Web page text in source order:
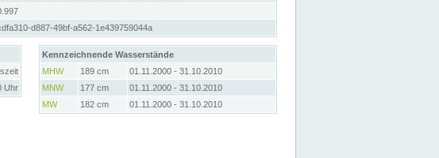
d887-49bf-a562-1e439759044a
Uhr
Kennzeichnende Wasserstände
MHW
189 cm
01.11.2000 - 31.10.2010
MNW
177 cm
01.11.2000 - 31.10.2010
MW
182 cm 01.11.2000 - 31.10.2010